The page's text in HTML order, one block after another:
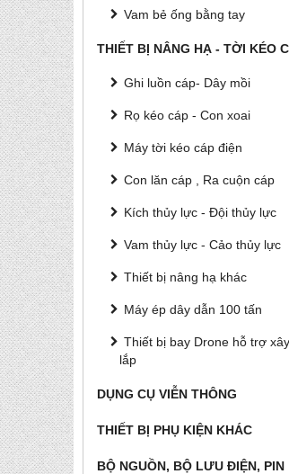
Vam bẻ ống bằng tay
THIẾT BỊ NÂNG HẠ - TỜI KÉO
Ghi luồn cáp- Dây mồi
Rọ kéo cáp - Con xoai
Máy tời kéo cáp điện
Con lăn cáp , Ra cuộn cáp
Kích thủy lực - Đội thủy lực
Vam thủy lực - Cảo thủy lực
Thiết bị nâng hạ khác
Máy ép dây dẫn 100 tấn
Thiết bị bay Drone hỗ trợ xây
lắp
DỤNG CỤ VIỄN THÔNG
THIẾT BỊ PHỤ KIỆN KHÁC
BỘ NGUỒN, BỘ LƯU ĐIỆN, PIN